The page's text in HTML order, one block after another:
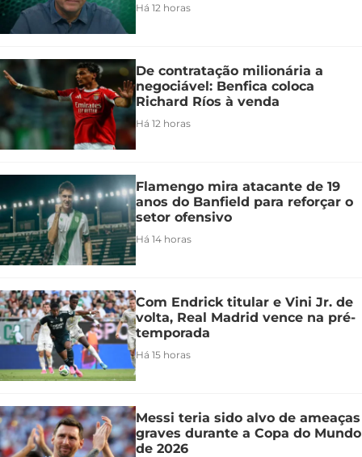
Há 12 horas
De contratação milionária a
negociável: Benfica coloca
Richard Ríos à venda
Há 12 horas
Flamengo mira atacante de 19
anos do Banfield para reforçar o
setor ofensivo
Há 14 horas
Com Endrick titular e Vini Jr. de
volta, Real Madrid vence na pré-
temporada
Há 15 horas
Messi teria sido alvo de ameaças
graves durante a Copa do Mundo
de 2026